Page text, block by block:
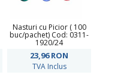
Nasturi cu Picior ( 100
buc/pachet) Cod: 0311-
1920/24
23,96RON
TVA Inclus